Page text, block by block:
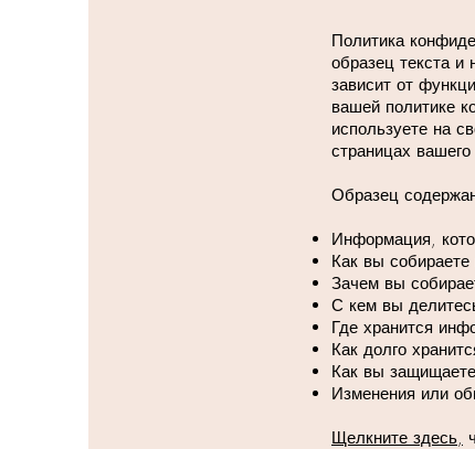
Политика
образец текста
зависит от
вашей политике
используете на
страницах вашего
Образец
Информация,
Как вы
Зачем вы
С кем вы
Где хранится
Как долго
Как вы
Изменения или
Щелкните здесь,